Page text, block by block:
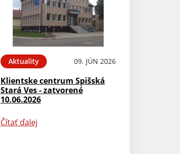
Aktuality 09. JÚN 2026
Klientske centrum Spišská
Stará Ves - zatvorené
10.06.2026
Čítať ďalej